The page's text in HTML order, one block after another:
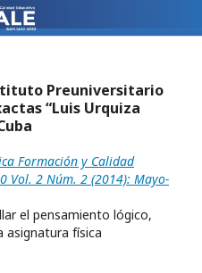
Preuniversitario
“Luis Urquiza
Formación y Calidad
Vol. 2 Núm. 2 (2014): Mayo-
el pensamiento lógico,
asignatura física